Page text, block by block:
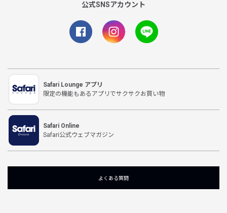
公式SNSアカウント
Safari Lounge アプリ
限定の機能もあるアプリでサクサクお買い物
Safari Online
Safari公式ウェブマガジン
よくある質問